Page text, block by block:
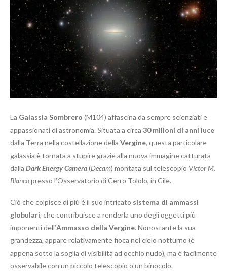
La Galassia Sombrero (M104) affascina da sempre scienziati e
appassionati di astronomia. Situata a circa 30 milioni di anni luce
dalla Terra nella costellazione della Vergine, questa particolare
galassia è tornata a stupire grazie alla nuova immagine catturata
dalla Dark Energy Camera(Decam) montata sul telescopio Victor M.
Blancopresso l’Osservatorio di Cerro Tololo, in Cile.
Ciò che colpisce di più è il suo intricato sistema di ammassi
globulari, che contribuisce a renderla uno degli oggetti più
imponenti dell’Ammasso della Vergine. Nonostante la sua
grandezza, appare relativamente fioca nel cielo notturno (è
appena sotto la soglia di visibilità ad occhio nudo), ma è facilmente
osservabile con un piccolo telescopio o un binocolo.